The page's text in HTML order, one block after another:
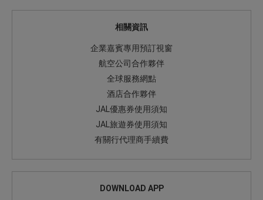
相關資訊
企業嘉賓專用預訂視窗
航空公司合作夥伴
全球服務網點
酒店合作夥伴
JAL優惠券使用須知
JAL旅遊券使用須知
有關行代理商手續費
DOWNLOAD APP